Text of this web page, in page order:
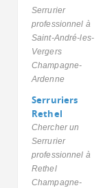
Serrurier
professionnel à
Saint-André-les-
Vergers
Champagne-
Ardenne
Serruriers
Rethel
Chercher un
Serrurier
professionnel à
Rethel
Champagne-